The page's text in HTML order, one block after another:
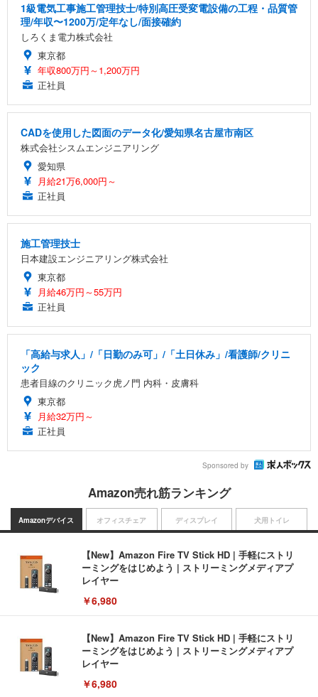
1級電気工事施工管理技士/特別高圧受変電設備の工程・品質管
理/年収〜1200万/定年なし/面接確約
しろくま電力株式会社
東京都
年収800万円～1,200万円
正社員
CADを使用した図面のデータ化/愛知県名古屋市南区
株式会社シスムエンジニアリング
愛知県
月給21万6,000円～
正社員
施工管理技士
日本建設エンジニアリング株式会社
東京都
月給46万円～55万円
正社員
「高給与求人」/「日勤のみ可」/「土日休み」/看護師/クリニ
ック
患者目線のクリニック虎ノ門 内科・皮膚科
東京都
月給32万円～
正社員
Sponsored by
Amazon売れ筋ランキング
Amazonデバイス
【New】Amazon Fire TV Stick HD | 手軽にストリ
ーミングをはじめよう | ストリーミングメディアプ
レイヤー
￥6,980
【New】Amazon Fire TV Stick HD | 手軽にストリ
ーミングをはじめよう | ストリーミングメディアプ
レイヤー
￥6,980
オフィスチェア ディスプレイ 犬用トイレ